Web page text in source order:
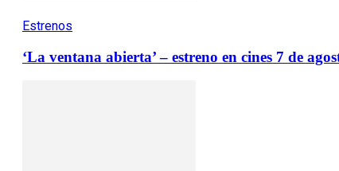
Estrenos
‘La ventana abierta’ – estreno en cines 7 de